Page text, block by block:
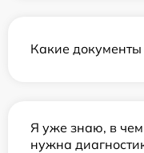
Какие документы
Я уже знаю, в
нужна